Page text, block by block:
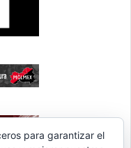
para garantizar el